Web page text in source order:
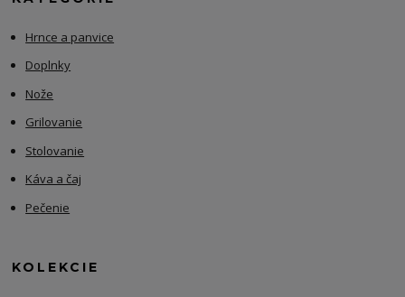
Hrnce a panvice
Doplnky
Nože
Grilovanie
Stolovanie
Káva a čaj
Pečenie
KOLEKCIE